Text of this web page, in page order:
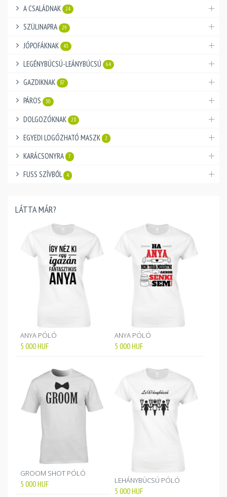
A CSALÁDNAK 24
SZÜLINAPRA 29
JÓPOFÁKNAK 43
LEGÉNYBÚCSÚ-LEÁNYBÚCSÚ 64
GAZDIKNAK 87
PÁROS 30
DOLGOZÓKNAK 28
EGYEDI LOGÓZHATÓ MASZK 2
KARÁCSONYRA 7
FUSS SZÍVBŐL 4
LÁTTA MÁR?
ANYA PÓLÓ
5 000HUF
ANYA PÓLÓ
5 000HUF
GROOM SHOT PÓLÓ
5 000HUF LEHÁNYBÚCSÚ PÓLÓ
5 000HUF